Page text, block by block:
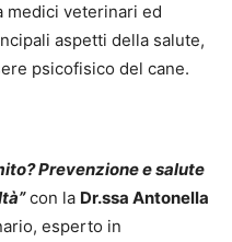
medici veterinari ed
aspetti della salute,
psicofisico del cane.
Prevenzione e salute
con la Dr.ssa Antonella
esperto in